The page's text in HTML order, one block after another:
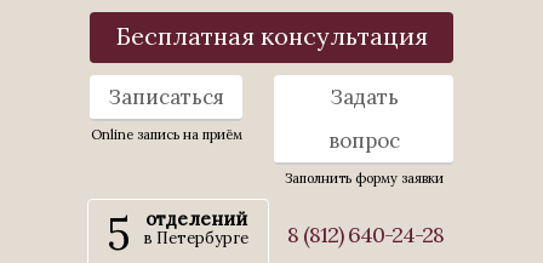
Бесплатная консультация
Записаться
Online запись на приём
Задать
вопрос
Заполнить форму заявки
5 отделений
в Петербурге 8 (812) 640-24-28